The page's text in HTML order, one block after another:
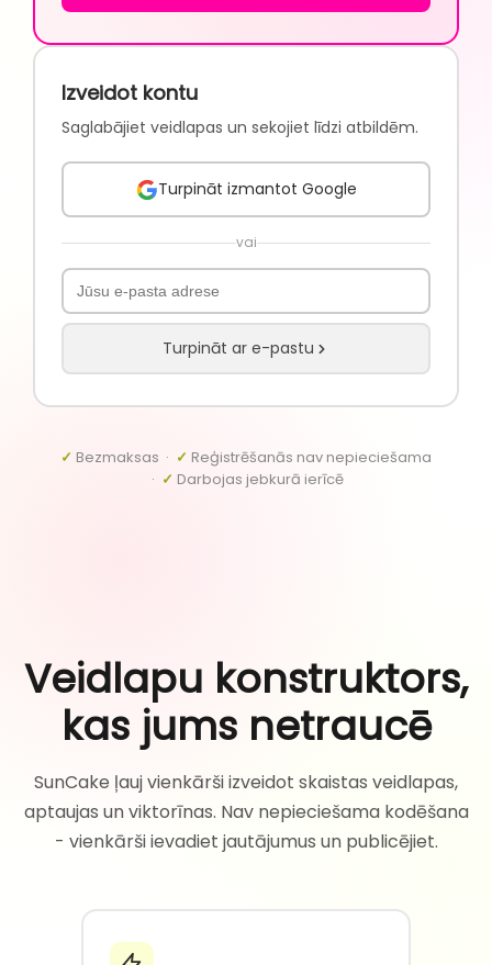
Izveidot kontu
Saglabājiet veidlapas un sekojiet līdzi atbildēm.
Turpināt izmantot Google
vai
Turpināt ar e-pastu
✓ Bezmaksas · ✓ Reģistrēšanās nav nepieciešama
· ✓ Darbojas jebkurā ierīcē
Veidlapu konstruktors,
kas jums netraucē
SunCake ļauj vienkārši izveidot skaistas veidlapas,
aptaujas un viktorīnas. Nav nepieciešama kodēšana
- vienkārši ievadiet jautājumus un publicējiet.